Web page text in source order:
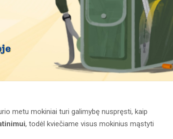
metu mokiniai turi galimybę nuspręsti, kaip
, todėl kviečiame visus mokinius mąstyti